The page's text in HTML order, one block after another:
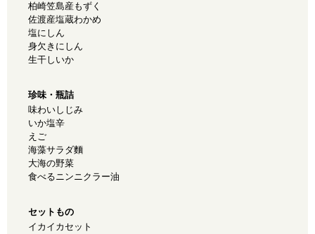
柏崎笠島産もずく
佐渡産塩蔵わかめ
塩にしん
身欠きにしん
生干しいか
珍味・瓶詰
味わいしじみ
いか塩辛
えご
海藻サラダ麵
大海の野菜
食べるニンニクラー油
セットもの
イカイカセット